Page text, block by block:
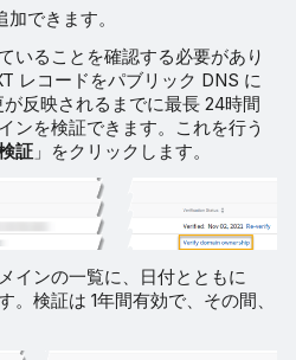
できます。
いることを確認する必要があり
レコードをパブリック DNS に
反映されるまでに最長 24時間
ンを検証できます。これを行う
証 」をクリックします。
インの一覧に、日付とともに
。検証は 1年間有効で、その間、